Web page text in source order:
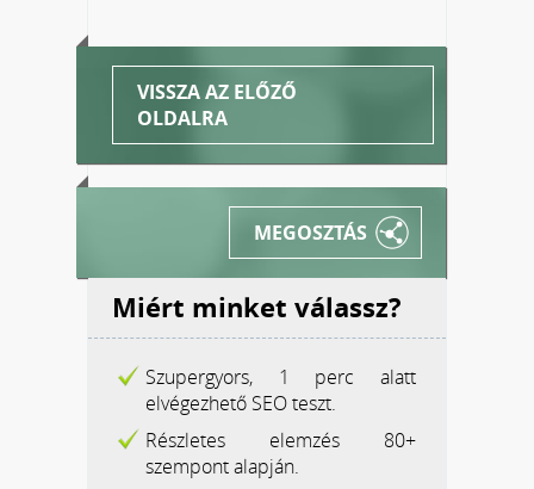
VISSZA AZ ELŐZŐ
OLDALRA
MEGOSZTÁS
Miért minket válassz?
Szupergyors, 1 perc alatt
elvégezhető SEO teszt.
Részletes elemzés 80+
szempont alapján.